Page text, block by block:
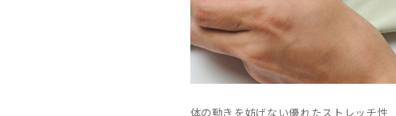
体の動きを妨げない優れたストレッチ性